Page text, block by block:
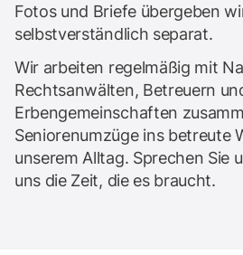
Fotos und Briefe übergeben
selbstverständlich separat.
Wir arbeiten regelmäßig mit
Rechtsanwälten, Betreuern
Erbengemeinschaften
Seniorenumzüge ins betreute
unserem Alltag. Sprechen Sie
uns die Zeit, die es braucht.